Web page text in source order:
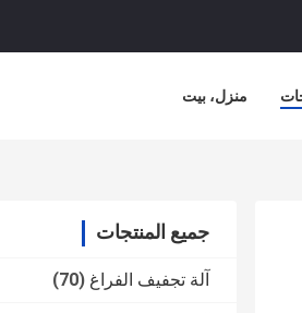
منزل، بيت
جميع المنتجات
آلة تجفيف الفراغ (70)